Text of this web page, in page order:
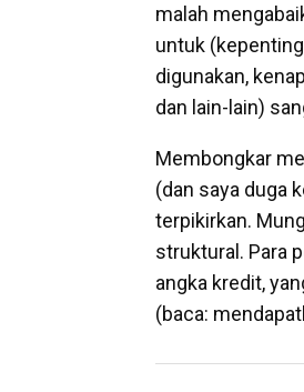
malah
untuk
digunakan,
dan lain-lain)
Membongkar
(dan saya duga
terpikirkan.
struktural. Para
angka kredit,
(baca: